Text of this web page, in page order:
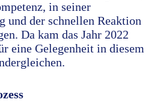
in seiner
und der schnellen Reaktion
Da kam das Jahr 2022
eine Gelegenheit in diesem